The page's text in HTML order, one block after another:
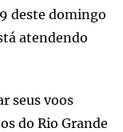
deste domingo
atendendo
seus voos
do Rio Grande